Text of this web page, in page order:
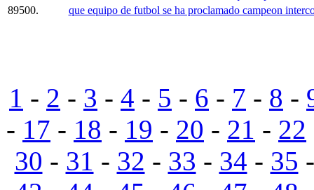
89500.
que equipo de futbol se ha proclamado campeon
1 - 2 - 3 - 4 - 5 - 6 - 7 - 8 -
- 17 - 18 - 19 - 20 - 21 - 22
30 - 31 - 32 - 33 - 34 - 35